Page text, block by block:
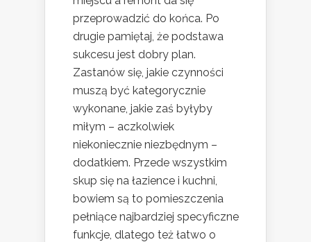
przeprowadzić do końca. Po
drugie pamiętaj, że podstawa
sukcesu jest dobry plan.
Zastanów się, jakie czynności
muszą być kategorycznie
wykonane, jakie zaś byłyby
miłym – aczkolwiek
niekoniecznie niezbędnym –
dodatkiem. Przede wszystkim
skup się na łazience i kuchni,
bowiem są to pomieszczenia
pełniące najbardziej specyficzne
funkcje, dlatego też łatwo o